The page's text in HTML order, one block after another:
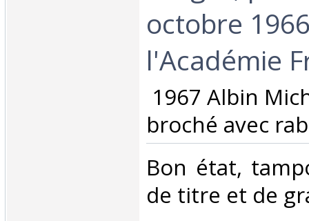
octobre
l'Académie
1967 Albin
broché avec
‎Bon état,
de titre et de